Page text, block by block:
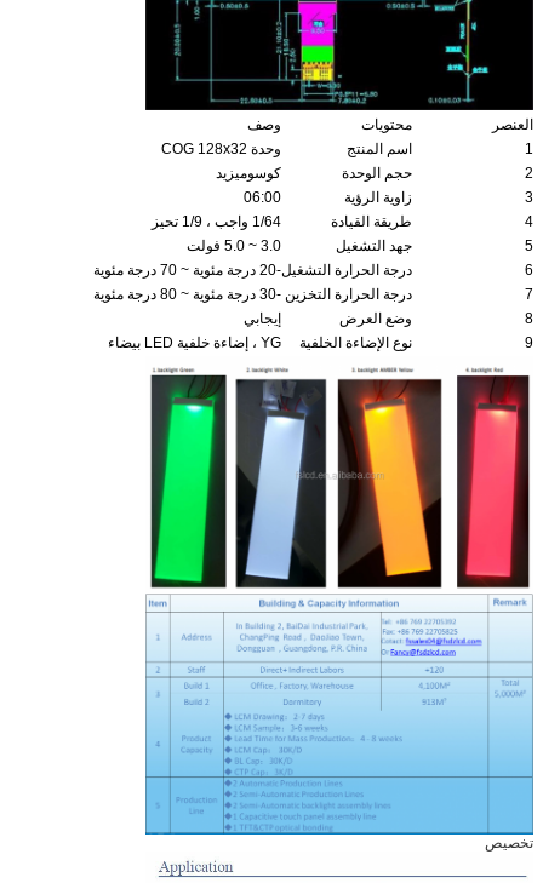
العنصر محتويات
وصف
1
اسم المنتج
وحدة COG 128x32
2
حجم الوحدة
كوسوميزيد
3
زاوية الرؤية
06:00
4
طريقة القيادة
1/64 واجب ، 1/9 تحيز
5
جهد التشغيل
3.0 ~ 5.0 فولت
6
درجة الحرارة التشغيل-20 درجة مئوية ~ 70 درجة مئوية
7
درجة الحرارة التخزين -30 درجة مئوية ~ 80 درجة مئوية
8
وضع العرض
إيجابي
9
نوع الإضاءة الخلفية YG ، إضاءة خلفية LED بيضاء
تخصيص